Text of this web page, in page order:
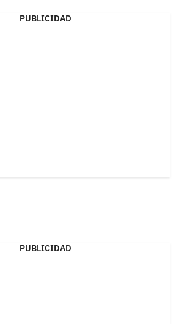
PUBLICIDAD
PUBLICIDAD